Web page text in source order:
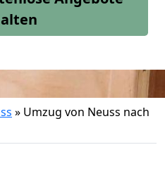
» Umzug von Neuss nach